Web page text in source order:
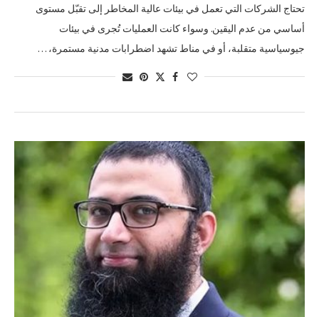
تحتاج الشركات التي تعمل في بيئات عالية المخاطر إلى تقبّل مستوى
أساسي من عدم اليقين. وسواء كانت العمليات تُجرى في بيئات
جيوسياسية متقلبة، أو في مناط تشهد اضطرابات مدنية مستمرة، …